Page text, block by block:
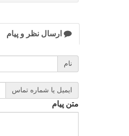
ارسال نظر و پیام
نام
ایمیل یا شماره تماس
متن پیام